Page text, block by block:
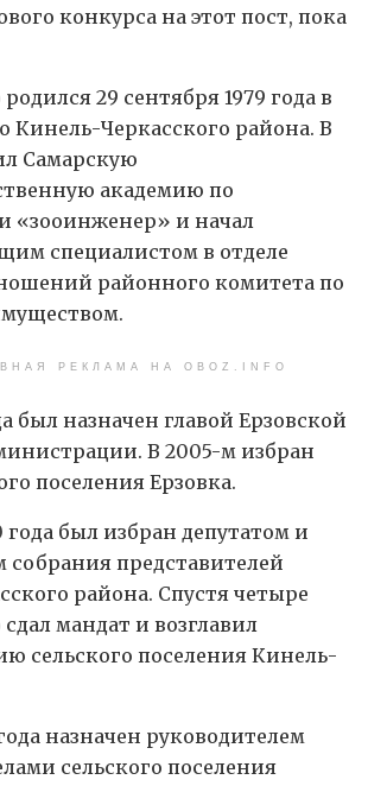
конкурса на этот пост, пока
29 сентября 1979 года в
Кинель-Черкасского района. В
Самарскую
академию по
«зооинженер» и начал
специалистом в отделе
районного комитета по
РЕКЛАМА НА OBOZ.INFO
был назначен главой Ерзовской
В 2005-м избран
поселения Ерзовка.
года был избран депутатом и
собрания представителей
района. Спустя четыре
мандат и возглавил
сельского поселения Кинель-
назначен руководителем
сельского поселения